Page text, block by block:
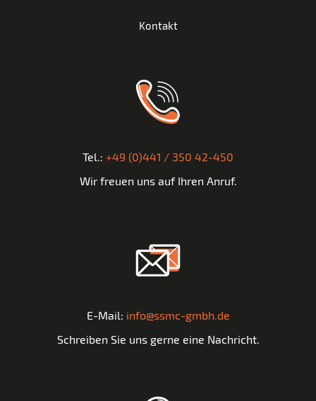
Kontakt
Tel.: +49 (0)441 / 350 42-450
Wir freuen uns auf Ihren Anruf.
E-Mail: info@ssmc-gmbh.de
Schreiben Sie uns gerne eine Nachricht.